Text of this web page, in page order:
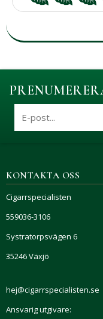
KONTAKTA OSS
Cigarrspecialisten
559036-3106
Systratorpsvägen 6
35246 Växjö
hej@cigarrspecialisten.se
Ansvarig utgivare: